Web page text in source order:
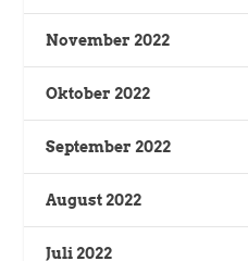
November 2022
Oktober 2022
September 2022
August 2022
Juli 2022